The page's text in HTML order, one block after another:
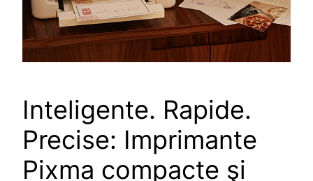
Inteligente. Rapide.
Precise: Imprimante
Pixma compacte şi